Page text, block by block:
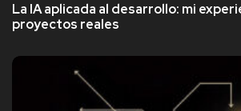
La IA aplicada al desarrollo: mi
proyectos reales